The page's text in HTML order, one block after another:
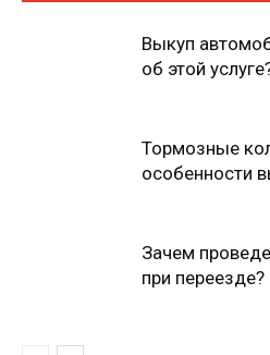
Выкуп
об этой
Тормозные
особенности
Зачем
при переезде?